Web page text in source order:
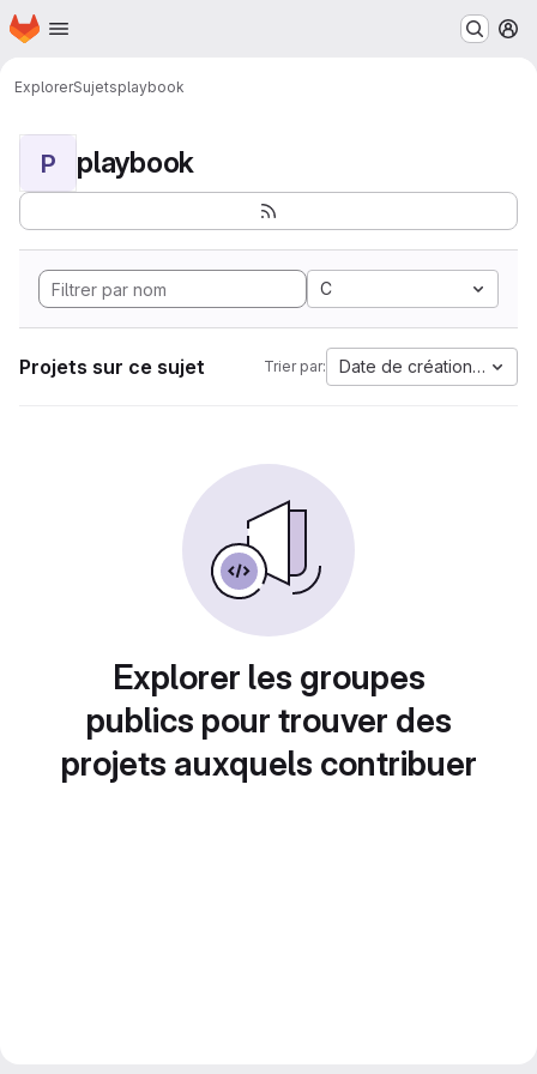
Passer au contenu principal
Page d'accueil
ExplorerSujetsplaybook
P playbook
C
Projets sur ce sujet Trier par: Date de création la plus
Explorer les groupes
publics pour trouver des
projets auxquels contribuer